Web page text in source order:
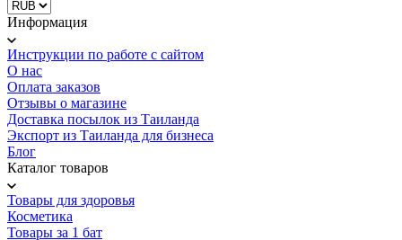
Информация
Инструкции по работе с сайтом
О нас
Оплата заказов
Отзывы о магазине
Доставка посылок из Таиланда
Экспорт из Таиланда для бизнеса
Блог
Каталог товаров
Товары для здоровья
Косметика
Товары за 1 бат